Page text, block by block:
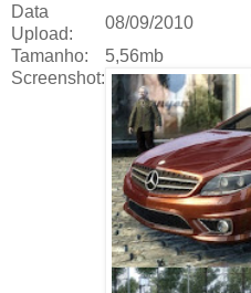
Data
Upload:
08/09/2010
Tamanho:
5,56mb
Screenshot: